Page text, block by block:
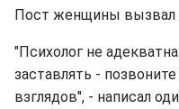
Пост женщины вызвал
"Психолог не
заставлять -
взглядов", - написал